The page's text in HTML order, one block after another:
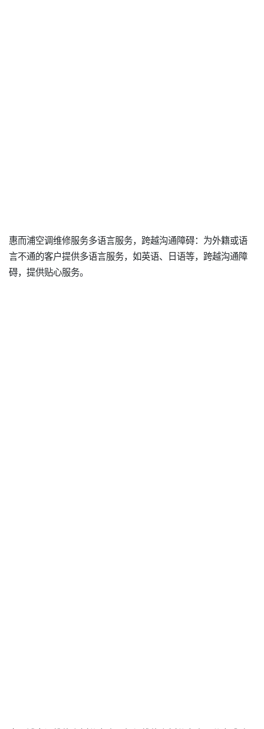
惠而浦空调维修服务多语言服务，跨越沟通障碍：为外籍或语
言不通的客户提供多语言服务，如英语、日语等，跨越沟通障
碍，提供贴心服务。